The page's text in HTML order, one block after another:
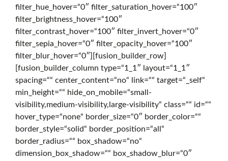
filter_hue_hover=“0″ filter_saturation_hover=“100″
filter_brightness_hover=“100″
filter_contrast_hover=“100″ filter_invert_hover=“0″
filter_sepia_hover=“0″ filter_opacity_hover=“100″
filter_blur_hover=“0″][fusion_builder_row]
[fusion_builder_column type=“1_1″ layout=“1_1″
spacing=““ center_content=“no“ link=““ target=“_self“
min_height=““ hide_on_mobile=“small-
visibility,medium-visibility,large-visibility“ class=““ id=““
hover_type=“none“ border_size=“0″ border_color=““
border_style=“solid“ border_position=“all“
border_radius=““ box_shadow=“no“
dimension_box_shadow=““ box_shadow_blur=“0″